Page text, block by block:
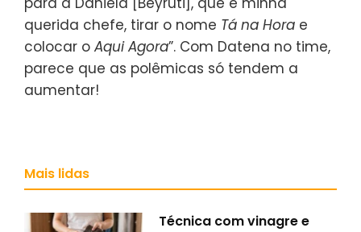
querida chefe, tirar o nome Tá na Hora e
colocar o Aqui Agora”. Com Datena no time,
parece que as polêmicas só tendem a
aumentar!
Mais lidas
Técnica com vinagre e